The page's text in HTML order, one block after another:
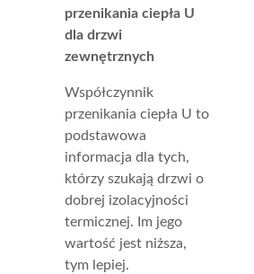
przenikania ciepła U
dla drzwi
zewnętrznych
Współczynnik
przenikania ciepła U to
podstawowa
informacja dla tych,
którzy szukają drzwi o
dobrej izolacyjności
termicznej. Im jego
wartość jest niższa,
tym lepiej.